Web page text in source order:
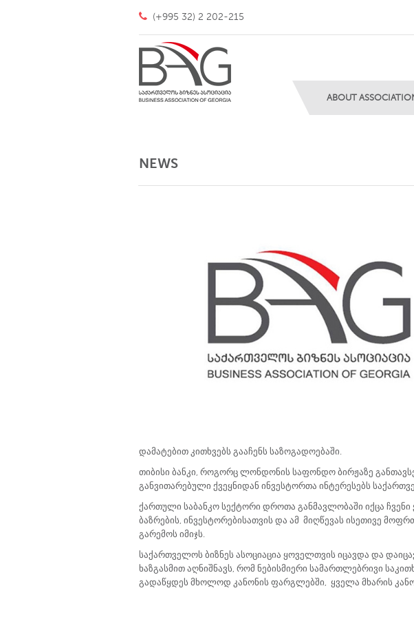
(+995 32) 2 202-215
ABOUT
NEWS
დამატებით კითხვებს გააჩენს საზოგადოებაში.
თიბისი ბანკი, როგორც ლონდონის საფონდო ბირჟაზე
განვითარებული ქვეყნიდან ინვესტორთა ინტერესებს
ქართული საბანკო სექტორი დროთა განმავლობაში იქცა ჩვენი
ბაზრების, ინვესტორებისათვის და ამ მიღწევას ისეთივე
გარემოს იმიჯს.
საქართველოს ბიზნეს ასოციაცია ყოველთვის იცავდა და
ხაზგასმით აღნიშნავს, რომ ნებისმიერი სამართლებრივი
გადაწყდეს მხოლოდ კანონის ფარგლებში, ყველა მხარის